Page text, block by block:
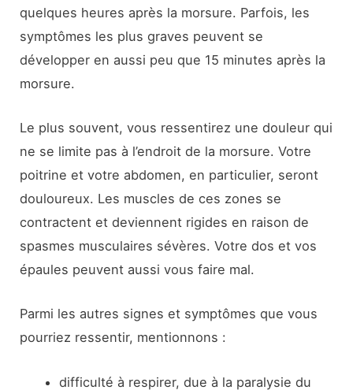
quelques heures après la morsure. Parfois, les
symptômes les plus graves peuvent se
développer en aussi peu que 15 minutes après la
morsure.
Le plus souvent, vous ressentirez une douleur qui
ne se limite pas à l’endroit de la morsure. Votre
poitrine et votre abdomen, en particulier, seront
douloureux. Les muscles de ces zones se
contractent et deviennent rigides en raison de
spasmes musculaires sévères. Votre dos et vos
épaules peuvent aussi vous faire mal.
Parmi les autres signes et symptômes que vous
pourriez ressentir, mentionnons :
difficulté à respirer, due à la paralysie du